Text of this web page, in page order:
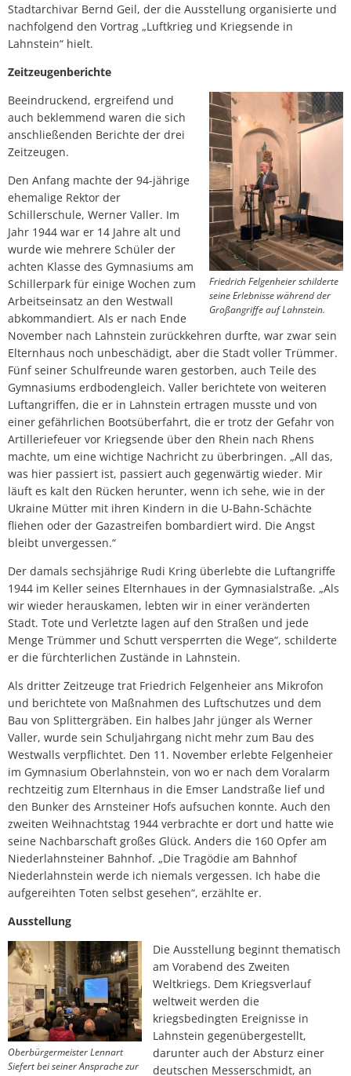
Stadtarchivar Bernd Geil, der die Ausstellung organisierte und
nachfolgend den Vortrag „Luftkrieg und Kriegsende in
Lahnstein“ hielt.
Zeitzeugenberichte
Friedrich Felgenheier schilderte
seine Erlebnisse während der
Großangriffe auf Lahnstein.
Beeindruckend, ergreifend und
auch beklemmend waren die sich
anschließenden Berichte der drei
Zeitzeugen.
Den Anfang machte der 94-jährige
ehemalige Rektor der
Schillerschule, Werner Valler. Im
Jahr 1944 war er 14 Jahre alt und
wurde wie mehrere Schüler der
achten Klasse des Gymnasiums am
Schillerpark für einige Wochen zum
Arbeitseinsatz an den Westwall
abkommandiert. Als er nach Ende
November nach Lahnstein zurückkehren durfte, war zwar sein
Elternhaus noch unbeschädigt, aber die Stadt voller Trümmer.
Fünf seiner Schulfreunde waren gestorben, auch Teile des
Gymnasiums erdbodengleich. Valler berichtete von weiteren
Luftangriffen, die er in Lahnstein ertragen musste und von
einer gefährlichen Bootsüberfahrt, die er trotz der Gefahr von
Artilleriefeuer vor Kriegsende über den Rhein nach Rhens
machte, um eine wichtige Nachricht zu überbringen. „All das,
was hier passiert ist, passiert auch gegenwärtig wieder. Mir
läuft es kalt den Rücken herunter, wenn ich sehe, wie in der
Ukraine Mütter mit ihren Kindern in die U-Bahn-Schächte
fliehen oder der Gazastreifen bombardiert wird. Die Angst
bleibt unvergessen.“
Der damals sechsjährige Rudi Kring überlebte die Luftangriffe
1944 im Keller seines Elternhaues in der Gymnasialstraße. „Als
wir wieder herauskamen, lebten wir in einer veränderten
Stadt. Tote und Verletzte lagen auf den Straßen und jede
Menge Trümmer und Schutt versperrten die Wege“, schilderte
er die fürchterlichen Zustände in Lahnstein.
Als dritter Zeitzeuge trat Friedrich Felgenheier ans Mikrofon
und berichtete von Maßnahmen des Luftschutzes und dem
Bau von Splittergräben. Ein halbes Jahr jünger als Werner
Valler, wurde sein Schuljahrgang nicht mehr zum Bau des
Westwalls verpflichtet. Den 11. November erlebte Felgenheier
im Gymnasium Oberlahnstein, von wo er nach dem Voralarm
rechtzeitig zum Elternhaus in die Emser Landstraße lief und
den Bunker des Arnsteiner Hofs aufsuchen konnte. Auch den
zweiten Weihnachtstag 1944 verbrachte er dort und hatte wie
seine Nachbarschaft großes Glück. Anders die 160 Opfer am
Niederlahnsteiner Bahnhof. „Die Tragödie am Bahnhof
Niederlahnstein werde ich niemals vergessen. Ich habe die
aufgereihten Toten selbst gesehen“, erzählte er.
Ausstellung
Oberbürgermeister Lennart
Siefert bei seiner Ansprache zur
Die Ausstellung beginnt thematisch
am Vorabend des Zweiten
Weltkriegs. Dem Kriegsverlauf
weltweit werden die
kriegsbedingten Ereignisse in
Lahnstein gegenübergestellt,
darunter auch der Absturz einer
deutschen Messerschmidt, an